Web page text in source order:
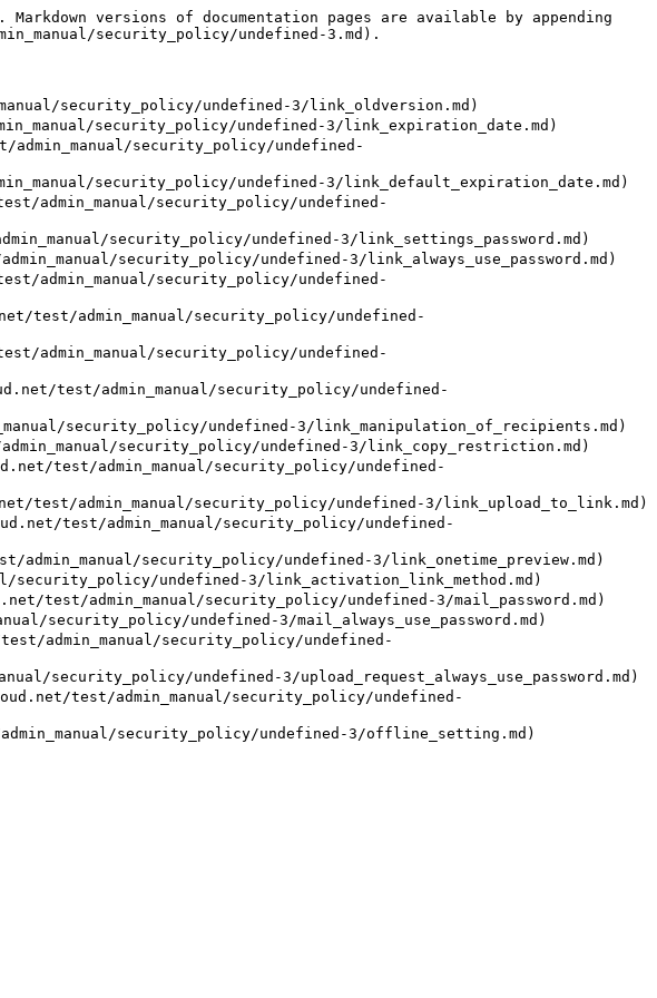
versions of documentation pages are available by appending
security_policy/undefined-3.md).
security_policy/undefined-3/link_oldversion.md)
security_policy/undefined-3/link_expiration_date.md)
admin_manual/security_policy/undefined-
security_policy/undefined-3/link_default_expiration_date.md)
test/admin_manual/security_policy/undefined-
security_policy/undefined-3/link_settings_password.md)
security_policy/undefined-3/link_always_use_password.md)
test/admin_manual/security_policy/undefined-
test/admin_manual/security_policy/undefined-
test/admin_manual/security_policy/undefined-
test/admin_manual/security_policy/undefined-
security_policy/undefined-3/link_manipulation_of_recipients.md)
admin_manual/security_policy/undefined-3/link_copy_restriction.md)
test/admin_manual/security_policy/undefined-
test/admin_manual/security_policy/undefined-3/link_upload_to_link.md)
test/admin_manual/security_policy/undefined-
admin_manual/security_policy/undefined-3/link_onetime_preview.md)
security_policy/undefined-3/link_activation_link_method.md)
test/admin_manual/security_policy/undefined-3/mail_password.md)
security_policy/undefined-3/mail_always_use_password.md)
test/admin_manual/security_policy/undefined-
security_policy/undefined-3/upload_request_always_use_password.md)
test/admin_manual/security_policy/undefined-